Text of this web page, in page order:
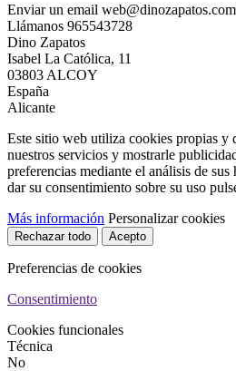
Enviar un email web@dinozapatos.com
Llámanos 965543728
Dino Zapatos
Isabel La Católica, 11
03803 ALCOY
España
Alicante
Este sitio web utiliza cookies propias y
nuestros servicios y mostrarle
preferencias mediante el análisis de
dar su consentimiento sobre su uso
Más información Personalizar cookies
Rechazar todo Acepto
Preferencias de cookies
Consentimiento
Cookies funcionales
Técnica
No